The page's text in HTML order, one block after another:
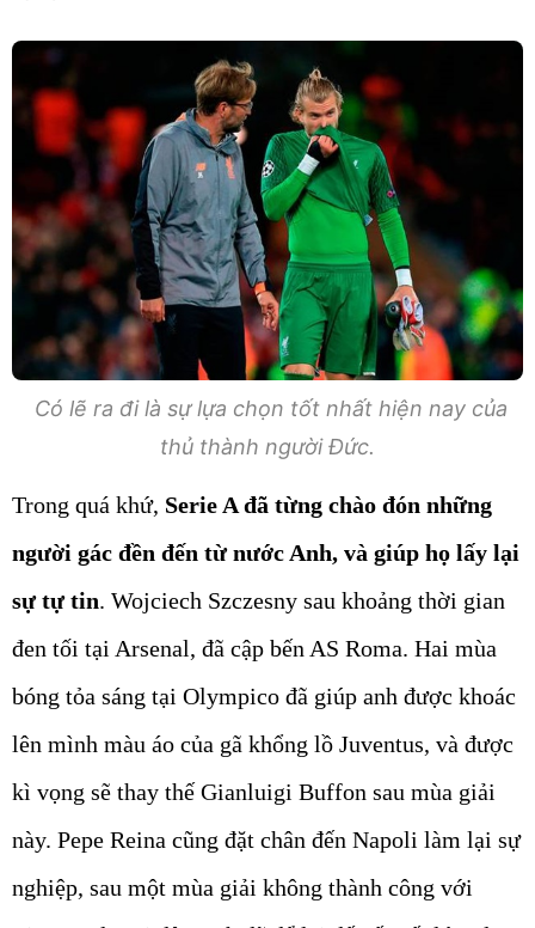
Có lẽ ra đi là sự lựa chọn tốt nhất hiện nay của
thủ thành người Đức.
Trong quá khứ, Serie A đã từng chào đón những
người gác đền đến từ nước Anh, và giúp họ lấy lại
sự tự tin. Wojciech Szczesny sau khoảng thời gian
đen tối tại Arsenal, đã cập bến AS Roma. Hai mùa
bóng tỏa sáng tại Olympico đã giúp anh được khoác
lên mình màu áo của gã khổng lồ Juventus, và được
kì vọng sẽ thay thế Gianluigi Buffon sau mùa giải
này. Pepe Reina cũng đặt chân đến Napoli làm lại sự
nghiệp, sau một mùa giải không thành công với